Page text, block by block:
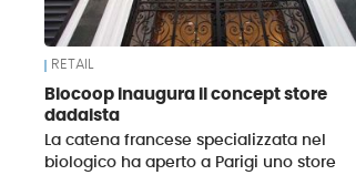
RETAIL
Biocoop inaugura il concept store
dadaista
La catena francese specializzata nel
biologico ha aperto a Parigi uno store